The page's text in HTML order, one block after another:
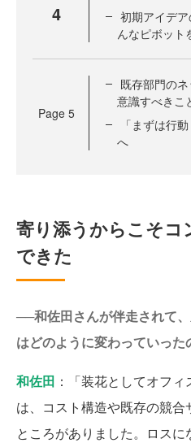
4
初期アイデ
んなピボット
Page 5
既存部門の
意識すべきこ
「まずは行
へ
寄り添うからこそコ
できた
──和佐田さんが伴走されて
はどのように変わっていった
和佐田 ：「装花としてオフ
は、コスト構造や既存の競
ところがありました。ロス